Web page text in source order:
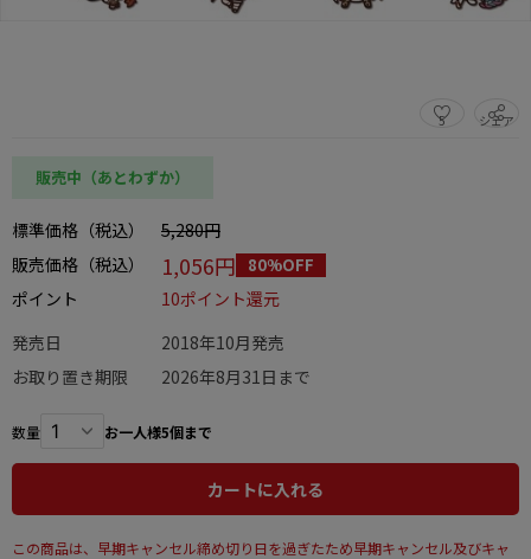
5 シェア
この商品をシェアする
販売中（あとわずか）
標準価格（税込）
5,280円
販売価格（税込）
1,056円 80%OFF
ポイント
10ポイント還元
発売日
2018年10月発売
お取り置き期限
2026年8月31日まで
数量 お一人様5個まで
カートに入れる
この商品は、早期キャンセル締め切り日を過ぎたため早期キャンセル及びキャ